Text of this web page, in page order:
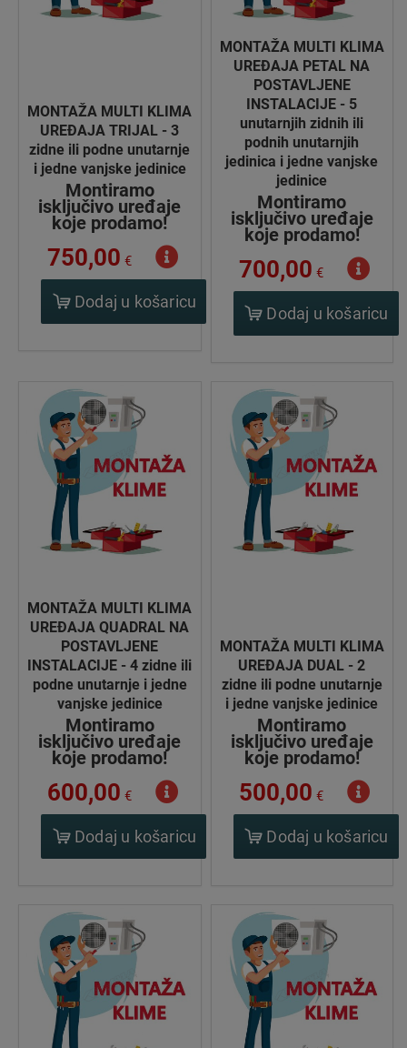
MONTAŽA MULTI KLIMA
UREĐAJA TRIJAL - 3
zidne ili podne unutarnje
i jedne vanjske jedinice
Montiramo
isključivo uređaje
koje prodamo!
750,00 €
Dodaj u košaricu
MONTAŽA MULTI KLIMA
UREĐAJA PETAL NA
POSTAVLJENE
INSTALACIJE - 5
unutarnjih zidnih ili
podnih unutarnjih
jedinica i jedne vanjske
jedinice
Montiramo
isključivo uređaje
koje prodamo!
700,00 €
Dodaj u košaricu
MONTAŽA MULTI KLIMA
UREĐAJA QUADRAL NA
POSTAVLJENE
INSTALACIJE - 4 zidne ili
podne unutarnje i jedne
vanjske jedinice
Montiramo
isključivo uređaje
koje prodamo!
600,00 €
Dodaj u košaricu
MONTAŽA MULTI KLIMA
UREĐAJA DUAL - 2
zidne ili podne unutarnje
i jedne vanjske jedinice
Montiramo
isključivo uređaje
koje prodamo!
500,00 €
Dodaj u košaricu